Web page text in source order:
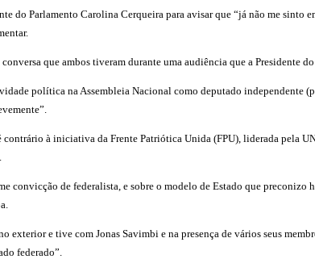
do Parlamento Carolina Cerqueira para avisar que “já não me
que ambos tiveram durante uma audiência que a Presidente
política na Assembleia Nacional como deputado independente
à iniciativa da Frente Patriótica Unida (FPU), liderada pela
convicção de federalista, e sobre o modelo de Estado que preconizo
exterior e tive com Jonas Savimbi e na presença de vários seus
federado”.